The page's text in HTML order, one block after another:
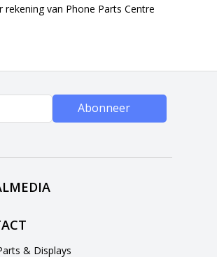
van Phone Parts Centre
Abonneer
& Displays